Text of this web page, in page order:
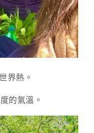
界熱。
的氣溫。